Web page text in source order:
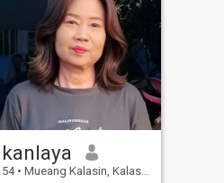
kanlaya
54 • Mueang Kalasin, Kalasin, Thailandia